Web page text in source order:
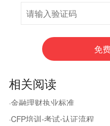
相关阅读
·金融理财执业标准
·CFP培训-考试-认证流程